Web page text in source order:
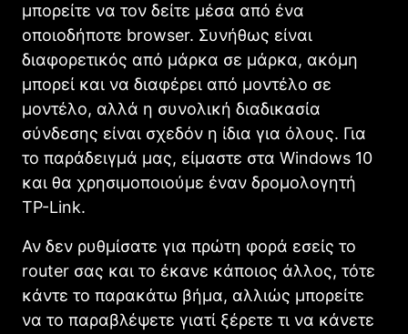
μπορείτε να τον δείτε μέσα από ένα
οποιοδήποτε browser. Συνήθως είναι
διαφορετικός από μάρκα σε μάρκα, ακόμη
μπορεί και να διαφέρει από μοντέλο σε
μοντέλο, αλλά η συνολική διαδικασία
σύνδεσης είναι σχεδόν η ίδια για όλους. Για
το παράδειγμά μας, είμαστε στα Windows 10
και θα χρησιμοποιούμε έναν δρομολογητή
TP-Link.
Αν δεν ρυθμίσατε για πρώτη φορά εσείς το
router σας και το έκανε κάποιος άλλος, τότε
κάντε το παρακάτω βήμα, αλλιώς μπορείτε
να το παραβλέψετε γιατί ξέρετε τι να κάνετε